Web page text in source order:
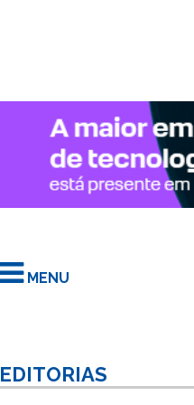
MENU
EDITORIAS